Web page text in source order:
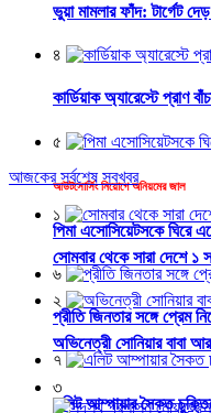
​ভুয়া মামলার ফাঁদ: টার্গেট
৪
কার্ডিয়াক অ্যারেস্টে প্রাণ
৫
আউটসোর্সিং নিয়োগে অনিয়মের জাল
পিমা এসোসিয়েটসকে ঘিরে
৬
প্রীতি জিনতার সঙ্গে প্রেম
৭
এলিট আম্পায়ার সৈকত
আজকের সর্বশেষ সবখবর
১
সোমবার থেকে সারা দেশে ১
২
অভিনেত্রী সোনিয়ার বাবা
৩